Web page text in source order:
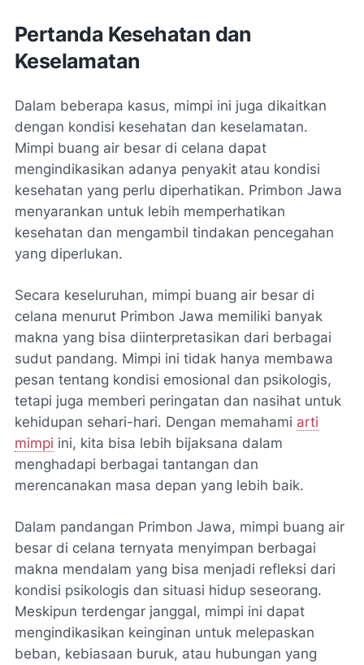
Pertanda Kesehatan dan
Keselamatan
Dalam beberapa kasus, mimpi ini juga dikaitkan
dengan kondisi kesehatan dan keselamatan.
Mimpi buang air besar di celana dapat
mengindikasikan adanya penyakit atau kondisi
kesehatan yang perlu diperhatikan. Primbon Jawa
menyarankan untuk lebih memperhatikan
kesehatan dan mengambil tindakan pencegahan
yang diperlukan.
Secara keseluruhan, mimpi buang air besar di
celana menurut Primbon Jawa memiliki banyak
makna yang bisa diinterpretasikan dari berbagai
sudut pandang. Mimpi ini tidak hanya membawa
pesan tentang kondisi emosional dan psikologis,
tetapi juga memberi peringatan dan nasihat untuk
kehidupan sehari-hari. Dengan memahami arti
mimpi ini, kita bisa lebih bijaksana dalam
menghadapi berbagai tantangan dan
merencanakan masa depan yang lebih baik.
Dalam pandangan Primbon Jawa, mimpi buang air
besar di celana ternyata menyimpan berbagai
makna mendalam yang bisa menjadi refleksi dari
kondisi psikologis dan situasi hidup seseorang.
Meskipun terdengar janggal, mimpi ini dapat
mengindikasikan keinginan untuk melepaskan
beban, kebiasaan buruk, atau hubungan yang